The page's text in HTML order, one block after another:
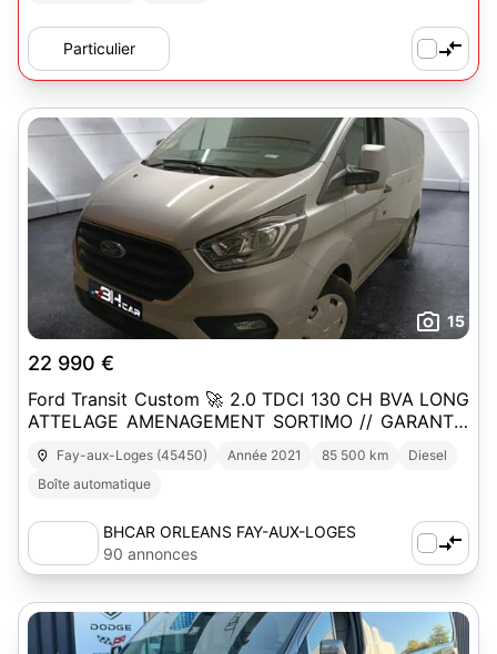
Particulier
15
22 990 €
Ford Transit Custom 🚀 2.0 TDCI 130 CH BVA LONG
ATTELAGE AMENAGEMENT SORTIMO // GARANTIE
1 AN
Fay-aux-Loges (45450) Année 2021 85 500 km
Diesel
Boîte automatique
BHCAR ORLEANS FAY-AUX-LOGES
90 annonces